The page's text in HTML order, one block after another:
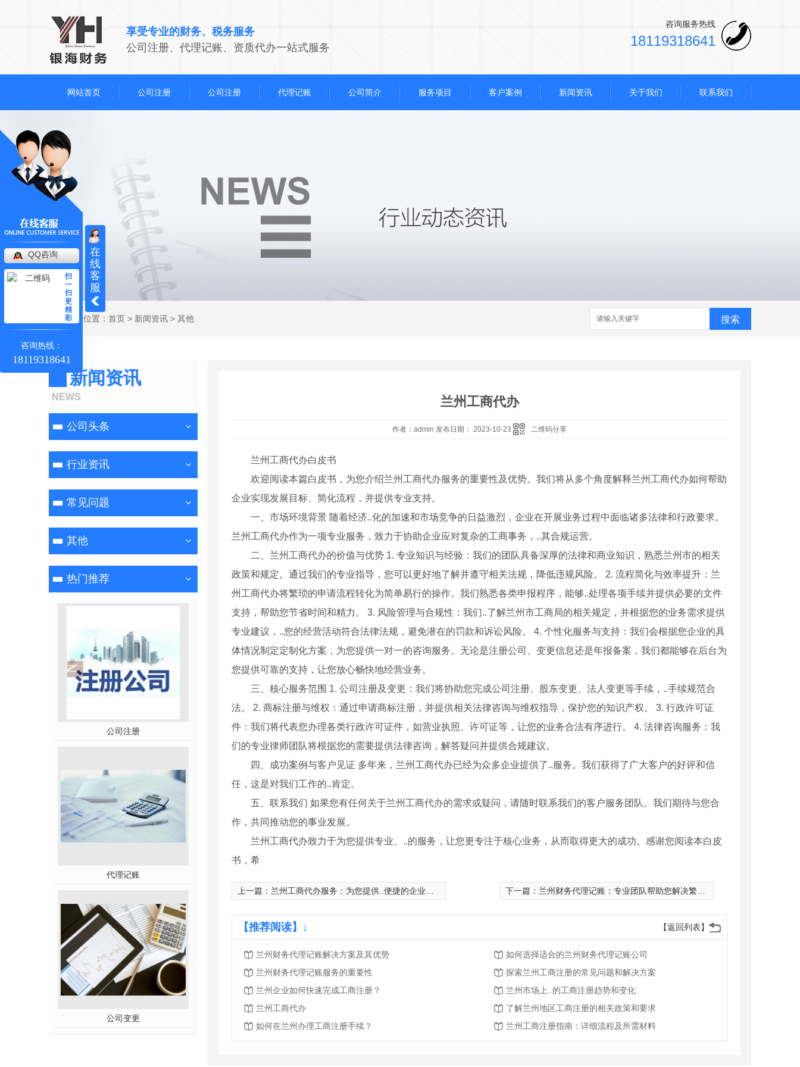
享受专业的财务、税务服务
公司注册、代理记账、资质代办一站式服务
咨询服务热线
18119318641
网站首页 公司注册 公司注册 代理记账 公司简介 服务项目 客户案例 新闻资讯 关于我们 联系我们
当前位置： 首页 > 新闻资讯 > 其他 搜索
新闻资讯
NEWS
公司头条
行业资讯
常见问题
其他
热门推荐
公司注册
代理记账
公司变更
兰州工商代办
作者：admin 发布日期： 2023-10-23 二维码分享
兰州工商代办白皮书
欢迎阅读本篇白皮书，为您介绍兰州工商代办服务的重要性及优势。我们将从多个角度解释兰州工商代办如何帮助
企业实现发展目标、简化流程，并提供专业支持。
一、市场环境背景 随着经济..化的加速和市场竞争的日益激烈，企业在开展业务过程中面临诸多法律和行政要求。
兰州工商代办作为一项专业服务，致力于协助企业应对复杂的工商事务，..其合规运营。
二、兰州工商代办的价值与优势 1. 专业知识与经验：我们的团队具备深厚的法律和商业知识，熟悉兰州市的相关
政策和规定。通过我们的专业指导，您可以更好地了解并遵守相关法规，降低违规风险。 2. 流程简化与效率提升：兰
州工商代办将繁琐的申请流程转化为简单易行的操作。我们熟悉各类申报程序，能够..处理各项手续并提供必要的文件
支持，帮助您节省时间和精力。 3. 风险管理与合规性：我们..了解兰州市工商局的相关规定，并根据您的业务需求提供
专业建议，..您的经营活动符合法律法规，避免潜在的罚款和诉讼风险。 4. 个性化服务与支持：我们会根据您企业的具
体情况制定定制化方案，为您提供一对一的咨询服务。无论是注册公司、变更信息还是年报备案，我们都能够在后台为
您提供可靠的支持，让您放心畅快地经营业务。
三、核心服务范围 1. 公司注册及变更：我们将协助您完成公司注册、股东变更、法人变更等手续，..手续规范合
法。 2. 商标注册与维权：通过申请商标注册，并提供相关法律咨询与维权指导，保护您的知识产权。 3. 行政许可证
件：我们将代表您办理各类行政许可证件，如营业执照、许可证等，让您的业务合法有序进行。 4. 法律咨询服务：我
们的专业律师团队将根据您的需要提供法律咨询，解答疑问并提供合规建议。
四、成功案例与客户见证 多年来，兰州工商代办已经为众多企业提供了..服务。我们获得了广大客户的好评和信
任，这是对我们工作的..肯定。
五、联系我们 如果您有任何关于兰州工商代办的需求或疑问，请随时联系我们的客户服务团队。我们期待与您合
作，共同推动您的事业发展。
兰州工商代办致力于为您提供专业、..的服务，让您更专注于核心业务，从而取得更大的成功。感谢您阅读本白皮
书，希
上一篇： 兰州工商代办服务：为您提供..便捷的企业注册服务 下一篇： 兰州财务代理记账：专业团队帮助您解决繁琐财务事务
【返回列表】
【推荐阅读】↓
兰州财务代理记账解决方案及其优势
如何选择适合的兰州财务代理记账公司
兰州财务代理记账服务的重要性
探索兰州工商注册的常见问题和解决方案
兰州企业如何快速完成工商注册？
兰州市场上..的工商注册趋势和变化
兰州工商代办
了解兰州地区工商注册的相关政策和要求
如何在兰州办理工商注册手续？
兰州工商注册指南：详细流程及所需材料
在
线
客
服
QQ咨询
扫
一
扫
更
精
彩
咨询热线：
18119318641